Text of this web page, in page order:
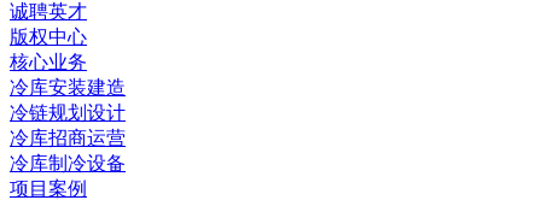
诚聘英才
版权中心
核心业务
冷库安装建造
冷链规划设计
冷库招商运营
冷库制冷设备
项目案例